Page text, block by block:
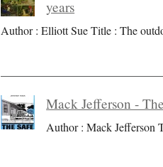
years
Author : Elliott Sue Title : The
Mack Jefferson -
Author : Mack Jefferson